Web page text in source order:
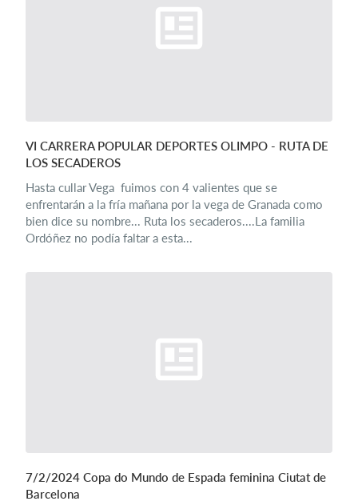
VI CARRERA POPULAR DEPORTES OLIMPO - RUTA DE
LOS SECADEROS
Hasta cullar Vega fuimos con 4 valientes que se
enfrentarán a la fría mañana por la vega de Granada como
bien dice su nombre... Ruta los secaderos....La familia
Ordóñez no podía faltar a esta...
7/2/2024 Copa do Mundo de Espada feminina Ciutat de
Barcelona